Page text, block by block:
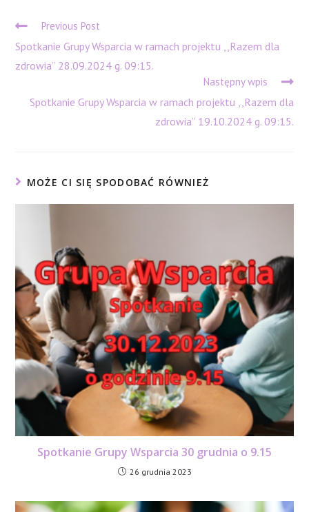
Read
articles
Previous Post
Spotkanie Grupy Wsparcia w ramach projektu ,,Razem dla
zdrowia” 28.09.2024 g. 09:15.
Następny wpis
Spotkanie Grupy Wsparcia w ramach projektu ,,Razem dla
zdrowia” 19.10.2024 g. 09:15.
MOŻE CI SIĘ SPODOBAĆ RÓWNIEŻ
Spotkanie Grupy Wsparcia 30 grudnia o 9.15
26 grudnia 2023